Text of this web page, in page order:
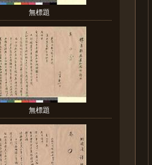
無標題
無標題